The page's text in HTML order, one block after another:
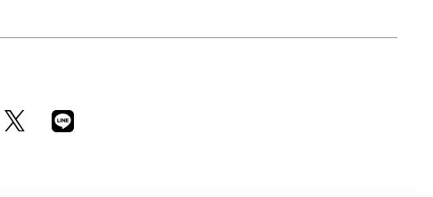
い合わせ内容を確認後、カスタマーサポートより返品方法を